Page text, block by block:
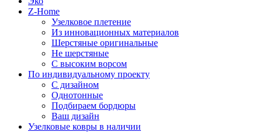
Z-Home
Узелковое плетение
Из инновационных материалов
Шерстяные оригинальные
Не шерстяные
С высоким ворсом
По индивидуальному проекту
С дизайном
Однотонные
Подбираем бордюры
Ваш дизайн
Узелковые ковры в наличии